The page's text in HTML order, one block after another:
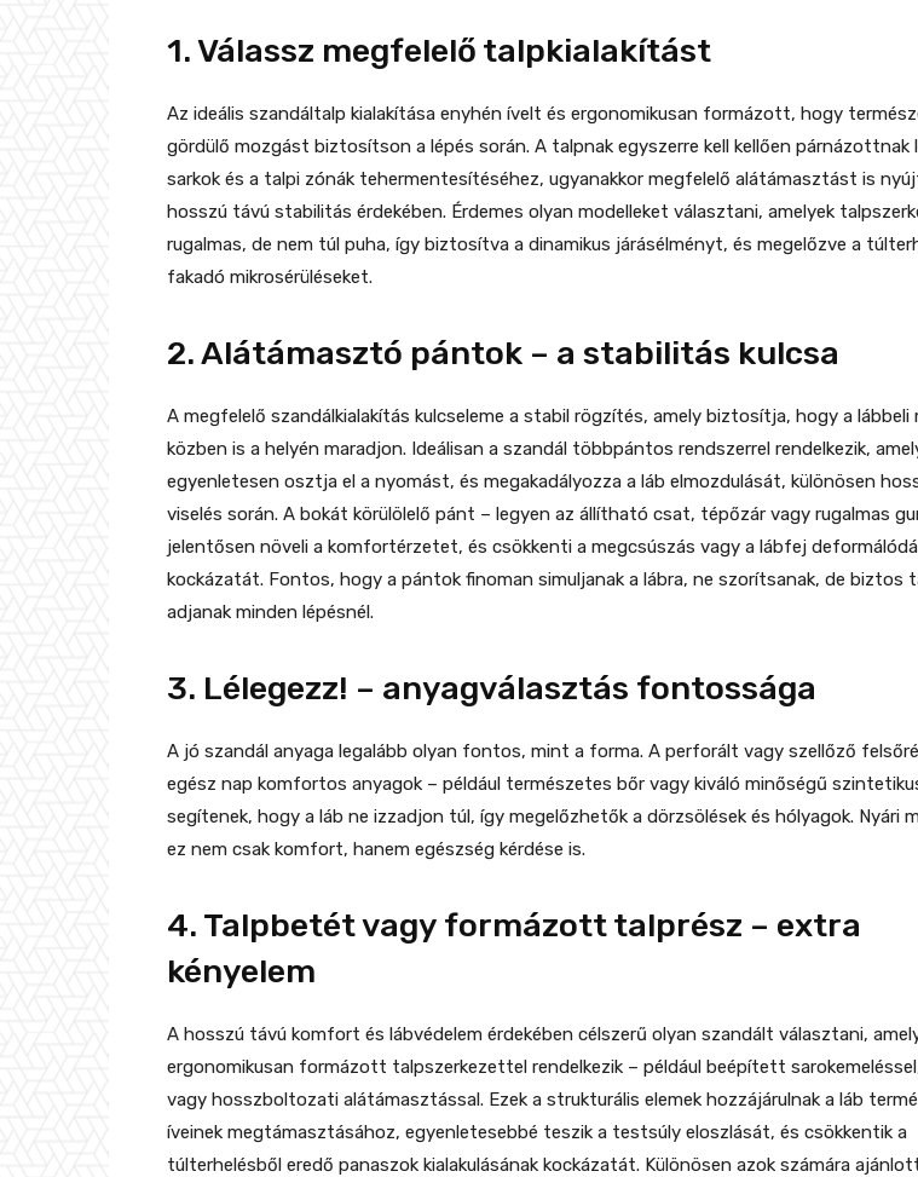
1. Válassz megfelelő talpkialakítást
Az ideális szandáltalp kialakítása enyhén ívelt és ergonomikusan formázott, hogy
gördülő mozgást biztosítson a lépés során. A talpnak egyszerre kell kellően párnázottnak
sarkok és a talpi zónák tehermentesítéséhez, ugyanakkor megfelelő alátámasztást is
hosszú távú stabilitás érdekében. Érdemes olyan modelleket választani, amelyek
rugalmas, de nem túl puha, így biztosítva a dinamikus járásélményt, és megelőzve a
fakadó mikrosérüléseket.
2. Alátámasztó pántok – a stabilitás kulcsa
A megfelelő szandálkialakítás kulcseleme a stabil rögzítés, amely biztosítja, hogy a lábbeli
közben is a helyén maradjon. Ideálisan a szandál többpántos rendszerrel rendelkezik,
egyenletesen osztja el a nyomást, és megakadályozza a láb elmozdulását, különösen
viselés során. A bokát körülölelő pánt – legyen az állítható csat, tépőzár vagy rugalmas
jelentősen növeli a komfortérzetet, és csökkenti a megcsúszás vagy a lábfej
kockázatát. Fontos, hogy a pántok finoman simuljanak a lábra, ne szorítsanak, de biztos
adjanak minden lépésnél.
3. Lélegezz! – anyagválasztás fontossága
A jó szandál anyaga legalább olyan fontos, mint a forma. A perforált vagy szellőző
egész nap komfortos anyagok – például természetes bőr vagy kiváló minőségű
segítenek, hogy a láb ne izzadjon túl, így megelőzhetők a dörzsölések és hólyagok. Nyári
ez nem csak komfort, hanem egészség kérdése is.
4. Talpbetét vagy formázott talprész – extra
kényelem
A hosszú távú komfort és lábvédelem érdekében célszerű olyan szandált választani,
ergonomikusan formázott talpszerkezettel rendelkezik – például beépített
vagy hosszboltozati alátámasztással. Ezek a strukturális elemek hozzájárulnak a láb
íveinek megtámasztásához, egyenletesebbé teszik a testsúly eloszlását, és csökkentik a
túlterhelésből eredő panaszok kialakulásának kockázatát. Különösen azok számára